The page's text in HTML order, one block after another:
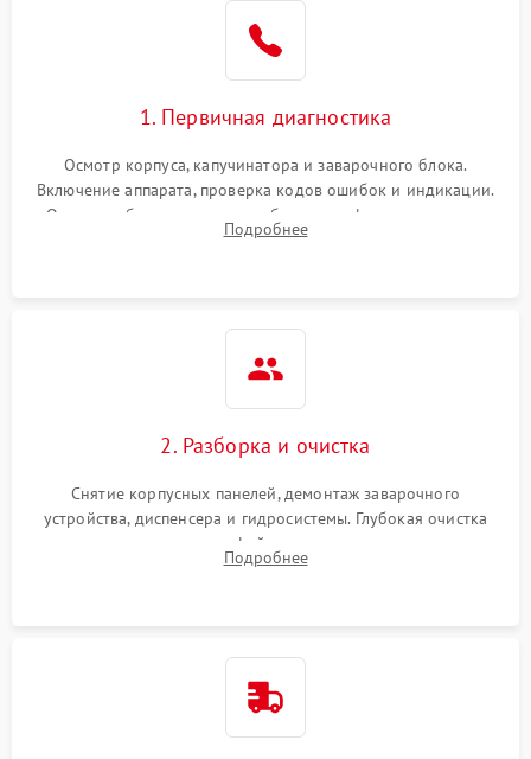
1. Первичная диагностика
Осмотр корпуса, капучинатора и заварочного блока.
Включение аппарата, проверка кодов ошибок и индикации.
Оценка работы помпы, термоблока и кофемолки на слух.
Измерение температуры и давления воды для выявления
Подробнее
2. Разборка и очистка
Снятие корпусных панелей, демонтаж заварочного
устройства, диспенсера и гидросистемы. Глубокая очистка
внутренних узлов от кофейных масел, жмыха и накипи.
Промывка дренажных каналов и фильтров с использованием
Подробнее